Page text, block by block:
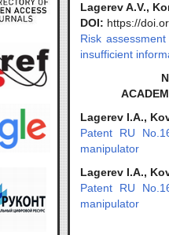
Lagerev A.V.,
DOI: https://
Risk
insufficient
Lagerev I.A.,
Patent RU
manipulator
Lagerev I.A.,
Patent RU
manipulator